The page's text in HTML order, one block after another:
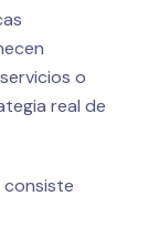
o
real de
consiste